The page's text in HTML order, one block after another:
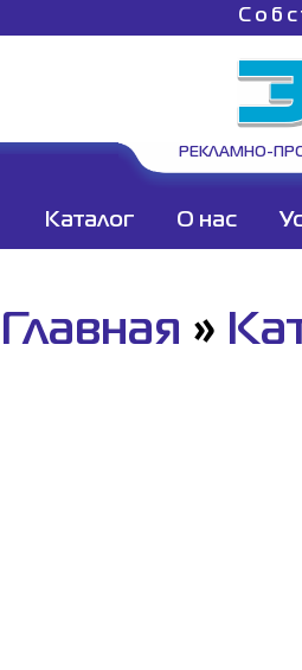
РЕКЛАМНО-
Каталог О нас
Главная »